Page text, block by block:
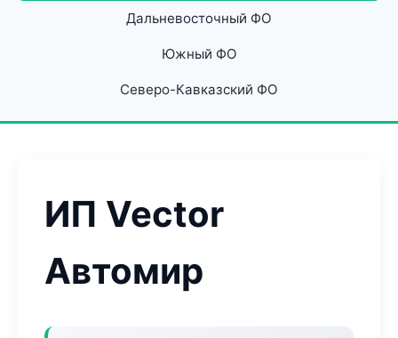
Дальневосточный ФО
Южный ФО
Северо-Кавказский ФО
ИП Vector
Автомир